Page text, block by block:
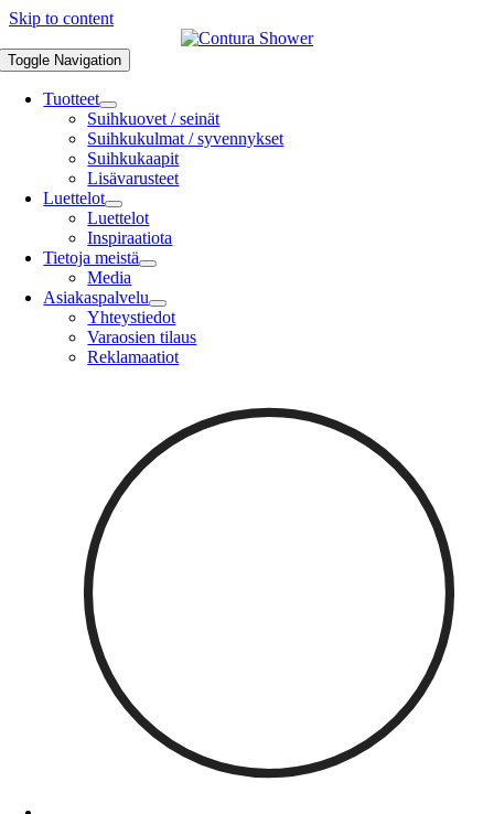
Skip to content
Toggle Navigation
Tuotteet
Suihkuovet / seinät
Suihkukulmat / syvennykset
Suihkukaapit
Lisävarusteet
Luettelot
Luettelot
Inspiraatiota
Tietoja meistä
Media
Asiakaspalvelu
Yhteystiedot
Varaosien tilaus
Reklamaatiot